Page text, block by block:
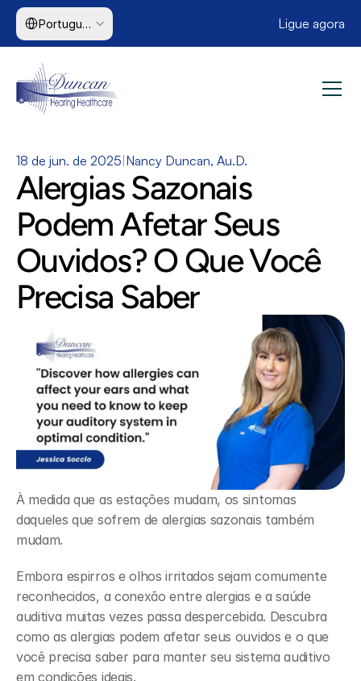
Select Language
Portuguese (Brazil) Ligue agora
18 de jun. de 2025 Nancy Duncan, Au.D.
Alergias Sazonais
Podem Afetar Seus
Ouvidos? O Que Você
Precisa Saber
À medida que as estações mudam, os sintomas
daqueles que sofrem de alergias sazonais também
mudam.
Embora espirros e olhos irritados sejam comumente
reconhecidos, a conexão entre alergias e a saúde
auditiva muitas vezes passa despercebida. Descubra
como as alergias podem afetar seus ouvidos e o que
você precisa saber para manter seu sistema auditivo
em condições ideais.